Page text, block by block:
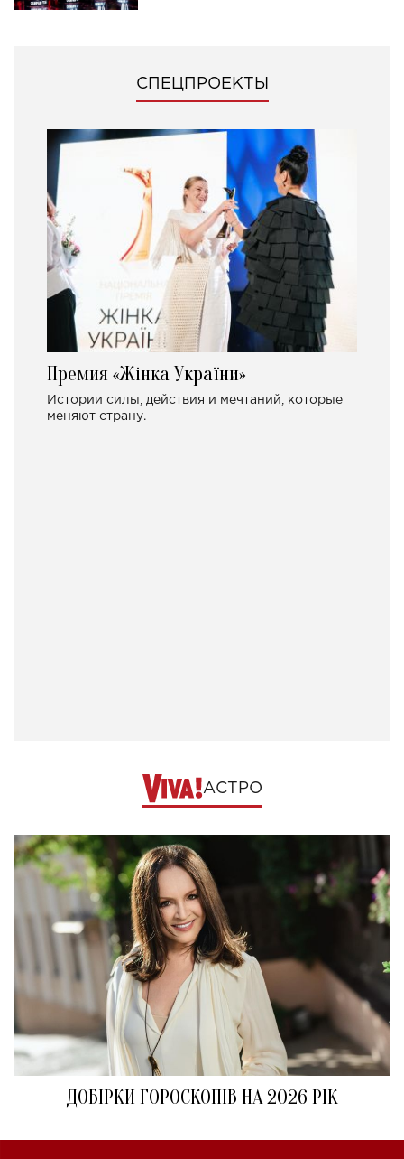
СПЕЦПРОЕКТЫ
Премия «Жінка України»
Истории силы, действия и мечтаний, которые
меняют страну.
АСТРО
ДОБІРКИ ГОРОСКОПІВ НА 2026 РІК